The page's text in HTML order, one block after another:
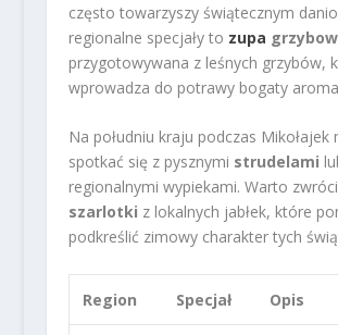
często towarzyszy świątecznym
regionalne specjały to zupa
przygotowywana z leśnych grzybów,
wprowadza do potrawy bogaty
Na południu kraju podczas Mikołajek
spotkać się z pysznymi strudelami
regionalnymi wypiekami. Warto
szarlotki z lokalnych jabłek, które
podkreślić zimowy charakter tych
Region Specjał Opis